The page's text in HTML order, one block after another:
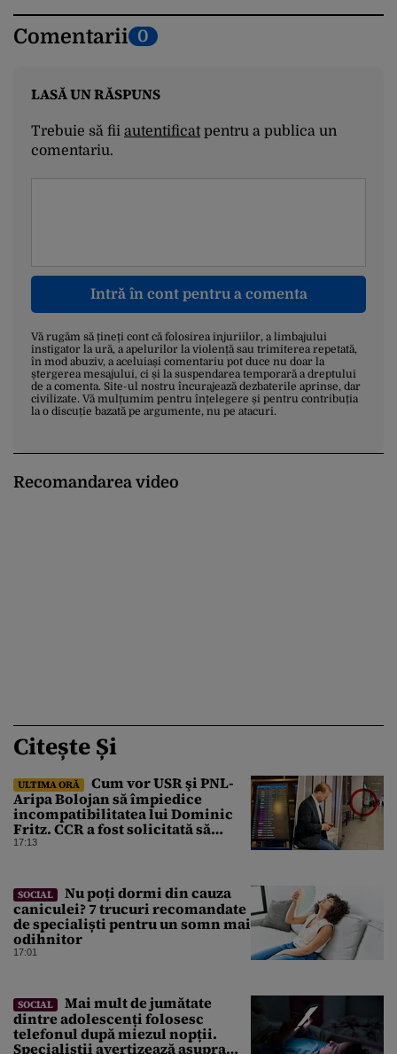
Comentarii 0
LASĂ UN RĂSPUNS
Trebuie să fii autentificatpentru a publica un
comentariu.
Intră în cont pentru a comenta
Vă rugăm să țineți cont că folosirea injuriilor, a limbajului
instigator la ură, a apelurilor la violență sau trimiterea repetată,
în mod abuziv, a aceluiași comentariu pot duce nu doar la
ștergerea mesajului, ci și la suspendarea temporară a dreptului
de a comenta. Site-ul nostru încurajează dezbaterile aprinse, dar
civilizate. Vă mulțumim pentru înțelegere și pentru contribuția
la o discuție bazată pe argumente, nu pe atacuri.
Recomandarea video
Citește Și
ULTIMA ORĂ
Cum vor USR şi PNL-
Aripa Bolojan să împiedice
incompatibilitatea lui Dominic
Fritz. CCR a fost solicitată să
intervină
17:13
SOCIAL
Nu poți dormi din cauza
caniculei? 7 trucuri recomandate
de specialiști pentru un somn mai
odihnitor
17:01
SOCIAL
Mai mult de jumătate
dintre adolescenți folosesc
telefonul după miezul nopții.
Specialiștii avertizează asupra